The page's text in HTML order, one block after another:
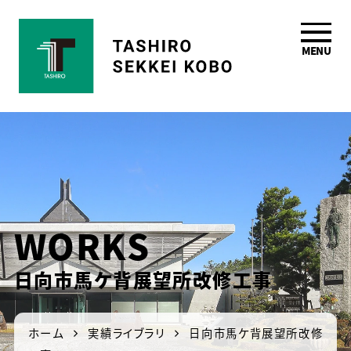
鹿児島の一級建築
MENU
WORKS
日向市馬ケ背展望所改修工事
ホーム 実績ライブラリ
日向市馬ケ背展望所改修